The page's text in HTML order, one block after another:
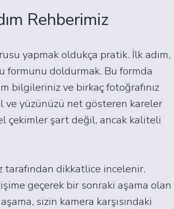
Rehberimiz
yapmak oldukça pratik. İlk adım,
formunu doldurmak. Bu formda
bilgileriniz ve birkaç fotoğrafınız
ve yüzünüzü net gösteren kareler
çekimler şart değil, ancak kaliteli
tarafından dikkatlice incelenir.
geçerek bir sonraki aşama olan
sizin kamera karşısındaki